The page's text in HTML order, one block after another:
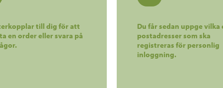
till dig för att
en order eller svara på
Du får sedan uppge vilka
postadresser som ska
registreras för personlig
inloggning.